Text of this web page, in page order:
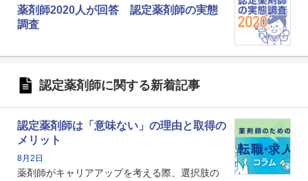
薬剤師2020人が回答 認定薬剤師の実態
調査
認定薬剤師に関する新着記事
認定薬剤師は「意味ない」の理由と取得の
メリット
8月2日
薬剤師がキャリアアップを考える際、選択肢の